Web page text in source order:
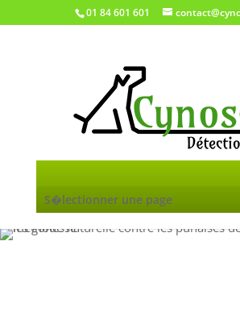
01 84 601 601
S�lectionner une page